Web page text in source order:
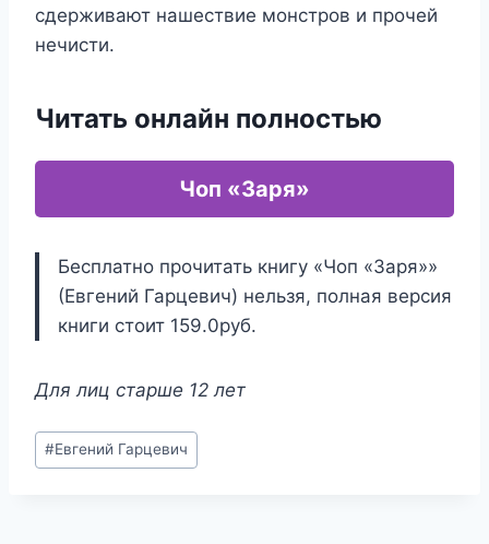
сдерживают нашествие монстров и прочей
нечисти.
Читать онлайн полностью
Чоп «Заря»
Бесплатно прочитать книгу «Чоп «Заря»»
(Евгений Гарцевич) нельзя, полная версия
книги стоит 159.0руб.
Для лиц старше 12 лет
Метки
записи:
#Евгений Гарцевич